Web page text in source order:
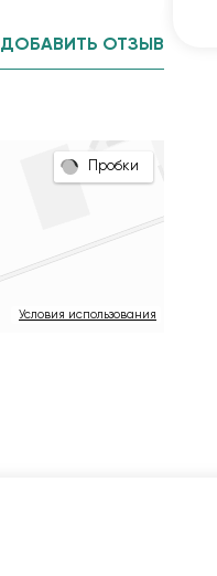
ДОБАВИТЬ ОТЗЫВ
Условия использования
Пробки